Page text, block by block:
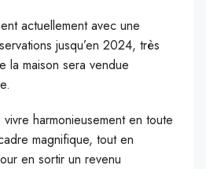
actuellement avec une
jusqu’en 2024, très
la maison sera vendue
harmonieusement en toute
magnifique, tout en
en sortir un revenu